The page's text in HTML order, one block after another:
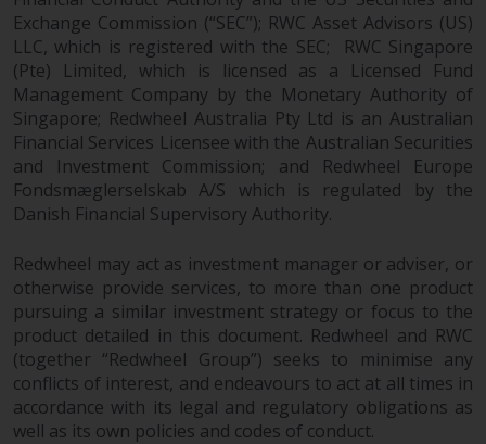
regulatorischen Anforderungen
wie 40 Act Funds, einschließlich
der Anforderungen an
Investmentfonds, Anlegern
bestimmte regelmäßige und
standardisierte Preis- und
Bewertungsinformationen zur
Verfügung zu stellen. Qualifizierte
einer Anlage in diese Fonds das
Angebotsprospekt und andere
zugehörige Fondsdokumente
konsultieren, um eine
vollständige Liste der Risiken und
andere relevante Informationen
zu erhalten.
Exchange Commission (“SEC”); RWC Asset Advisors (US)
LLC, which is registered with the SEC; RWC Singapore
(Pte) Limited, which is licensed as a Licensed Fund
Management Company by the Monetary Authority of
Singapore; Redwheel Australia Pty Ltd is an Australian
Financial Services Licensee with the Australian Securities
and Investment Commission; and Redwheel Europe
Fondsmæglerselskab A/S which is regulated by the
Danish Financial Supervisory Authority.
Redwheel may act as investment manager or adviser, or
otherwise provide services, to more than one product
pursuing a similar investment strategy or focus to the
product detailed in this document. Redwheel and RWC
(together “Redwheel Group”) seeks to minimise any
conflicts of interest, and endeavours to act at all times in
accordance with its legal and regulatory obligations as
well as its own policies and codes of conduct.